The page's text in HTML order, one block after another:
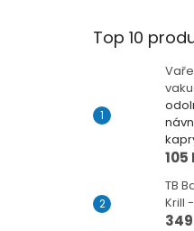
Top 10
105
TB
Krill